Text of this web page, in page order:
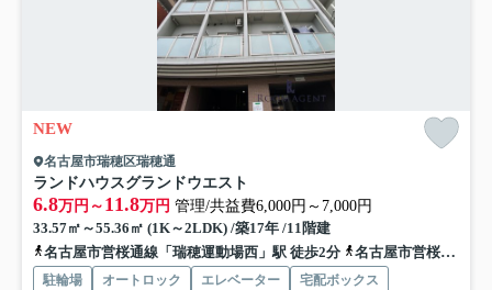
NEW
名古屋市瑞穂区瑞穂通
ランドハウスグランドウエスト
6.8万円～ 11.8万円 管理/共益費6,000円～7,000円
33.57㎡～55.36㎡ (1K～2LDK) /築17年 /11階建
名古屋市営桜通線「瑞穂運動場西」駅 徒歩2分
名古屋市営桜通線「瑞穂区役所」駅 徒歩7分
駐輪場 オートロック エレベーター
宅配ボックス